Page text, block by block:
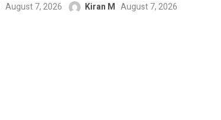
August 7, 2026 Kiran M August 7, 2026